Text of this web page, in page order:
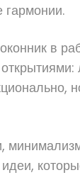
гармонии.
в